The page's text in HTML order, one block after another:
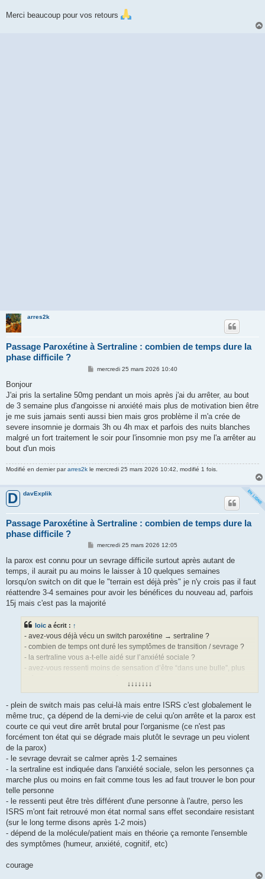
Merci beaucoup pour vos retours
arres2k
Passage Paroxétine à Sertraline : combien de temps dure la
phase difficile ?
M
a
g
mercredi 25 mars 2026 10:40
Bonjour
J'ai pris la sertaline 50mg pendant un mois après j'ai du arrêter, au bout
de 3 semaine plus d'angoisse ni anxiété mais plus de motivation bien être
je me suis jamais senti aussi bien mais gros problème il m'a crée de
severe insomnie je dormais 3h ou 4h max et parfois des nuits blanches
malgré un fort traitement le soir pour l'insomnie mon psy me l'a arrêter au
bout d'un mois
Modifié en dernier pararres2k le mercredi 25 mars 2026 10:42, modifié 1 fois.
D davExplik
Passage Paroxétine à Sertraline : combien de temps dure la
phase difficile ?
M
s
a
g
mercredi 25 mars 2026 12:05
la parox est connu pour un sevrage difficile surtout après autant de
temps, il aurait pu au moins le laisser à 10 quelques semaines
lorsqu'on switch on dit que le "terrain est déjà près" je n'y crois pas il faut
réattendre 3-4 semaines pour avoir les bénéfices du nouveau ad, parfois
15j mais c'est pas la majorité
loic a écrit : ↑
- avez-vous déjà vécu un switch paroxétine → sertraline ?
- combien de temps ont duré les symptômes de transition / sevrage ?
- la sertraline vous a-t-elle aidé sur l’anxiété sociale ?
- avez-vous ressenti moins de sensation d’être “dans une bulle”, plus
- quels changements avez-vous observés une fois bien stabilisé
↓↓↓↓↓↓↓
- plein de switch mais pas celui-là mais entre ISRS c'est globalement le
même truc, ça dépend de la demi-vie de celui qu'on arrête et la parox est
courte ce qui veut dire arrêt brutal pour l'organisme (ce n'est pas
forcément ton état qui se dégrade mais plutôt le sevrage un peu violent
de la parox)
- le sevrage devrait se calmer après 1-2 semaines
- la sertraline est indiquée dans l'anxiété sociale, selon les personnes ça
marche plus ou moins en fait comme tous les ad faut trouver le bon pour
telle personne
- le ressenti peut être très différent d'une personne à l'autre, perso les
ISRS m'ont fait retrouvé mon état normal sans effet secondaire resistant
(sur le long terme disons après 1-2 mois)
- dépend de la molécule/patient mais en théorie ça remonte l'ensemble
des symptômes (humeur, anxiété, cognitif, etc)
courage